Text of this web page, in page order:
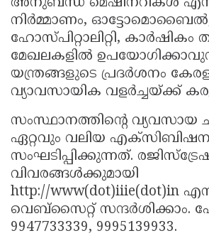
അനുബന്ധ മെഷീനറികൾ
നിർമ്മാണം, ഓട്ടോമൊബൈൽ,
ഹോസ്പിറ്റാലിറ്റി, കാർഷികം
മേഖലകളിൽ
യന്ത്രങ്ങളുടെ പ്രദർശനം
വ്യാവസായിക വളർച്ചയ്ക്ക്
സംസ്ഥാനത്തിന്റെ വ്യവസായ
ഏറ്റവും വലിയ
സംഘടിപ്പിക്കുന്നത്.
വിവരങ്ങൾക്കുമായി
http://www(dot)iiie(dot)in
വെബ്‌സൈറ്റ് സന്ദർശിക്കാം.
9947733339, 9995139933.